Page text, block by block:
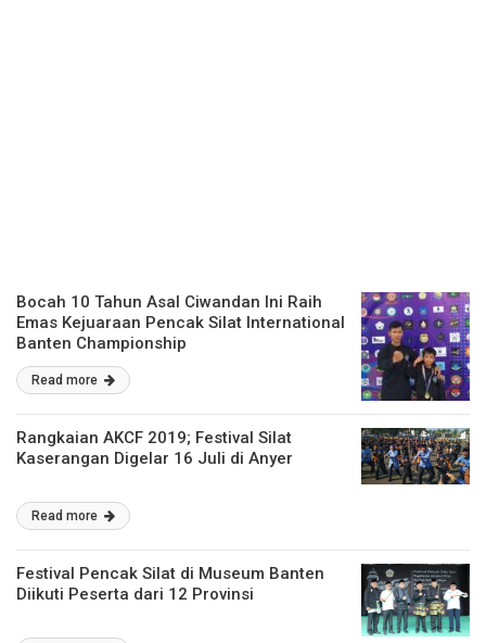
Bocah 10 Tahun Asal Ciwandan Ini Raih
Emas Kejuaraan Pencak Silat International
Banten Championship
Read more
Rangkaian AKCF 2019; Festival Silat
Kaserangan Digelar 16 Juli di Anyer
Read more
Festival Pencak Silat di Museum Banten
Diikuti Peserta dari 12 Provinsi